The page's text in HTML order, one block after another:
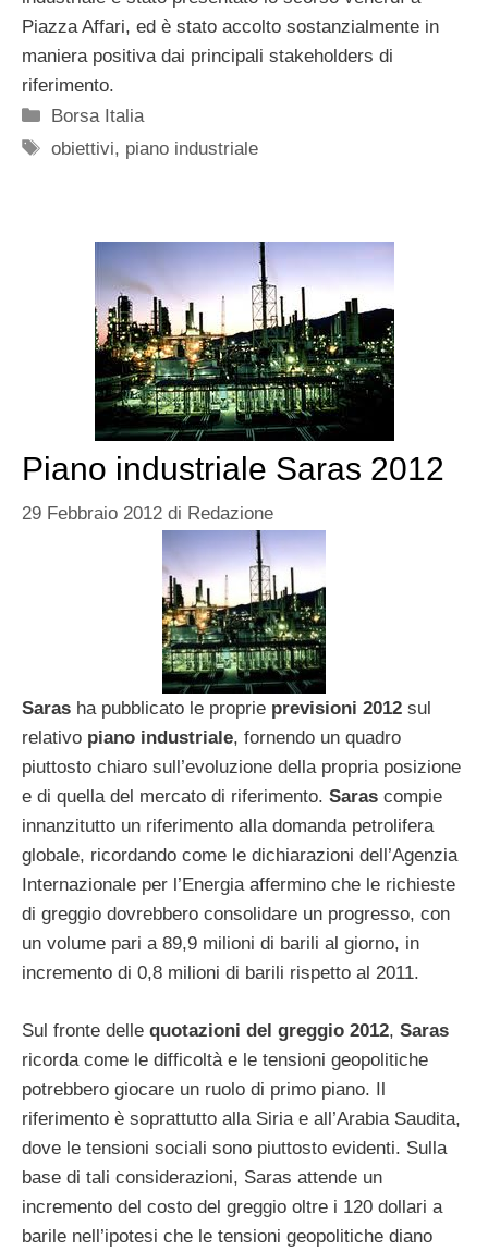
Piazza Affari, ed è stato accolto sostanzialmente in
maniera positiva dai principali stakeholders di
riferimento.
Categorie
Borsa Italia
Tag
obiettivi, piano industriale
Piano industriale Saras 2012
29 Febbraio 2012 di Redazione
Saras ha pubblicato le proprie previsioni 2012 sul
relativo piano industriale, fornendo un quadro
piuttosto chiaro sull’evoluzione della propria posizione
e di quella del mercato di riferimento. Saras compie
innanzitutto un riferimento alla domanda petrolifera
globale, ricordando come le dichiarazioni dell’Agenzia
Internazionale per l’Energia affermino che le richieste
di greggio dovrebbero consolidare un progresso, con
un volume pari a 89,9 milioni di barili al giorno, in
incremento di 0,8 milioni di barili rispetto al 2011.
Sul fronte delle quotazioni del greggio 2012, Saras
ricorda come le difficoltà e le tensioni geopolitiche
potrebbero giocare un ruolo di primo piano. Il
riferimento è soprattutto alla Siria e all’Arabia Saudita,
dove le tensioni sociali sono piuttosto evidenti. Sulla
base di tali considerazioni, Saras attende un
incremento del costo del greggio oltre i 120 dollari a
barile nell’ipotesi che le tensioni geopolitiche diano